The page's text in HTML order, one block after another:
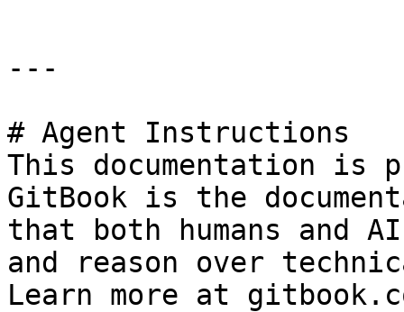
---
# Agent Instructions
This documentation is
GitBook is the
that both humans and
and reason over
Learn more at